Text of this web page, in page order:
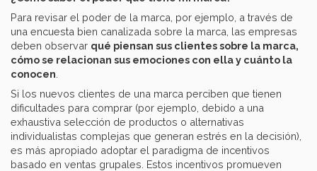
Para revisar el poder de la marca, por ejemplo, a través de
una encuesta bien canalizada sobre la marca, las empresas
deben observar qué piensan sus clientes sobre la marca,
cómo se relacionan sus emociones con ella y cuánto la
conocen
Si los nuevos clientes de una marca perciben que tienen
dificultades para comprar (por ejemplo, debido a una
exhaustiva selección de productos o alternativas
individualistas complejas que generan estrés en la decisión),
es más apropiado adoptar el paradigma de incentivos
basado en ventas grupales. Estos incentivos promueven